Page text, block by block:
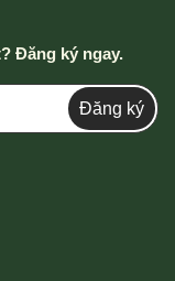
Đăng ký ngay.
Đăng ký